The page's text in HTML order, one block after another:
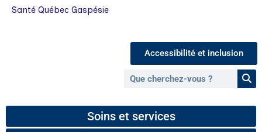
Santé Québec Gaspésie
Accessibilité et inclusion
Soins et services